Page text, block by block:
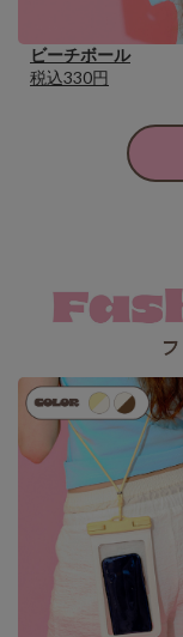
ビーチボール
税込330円